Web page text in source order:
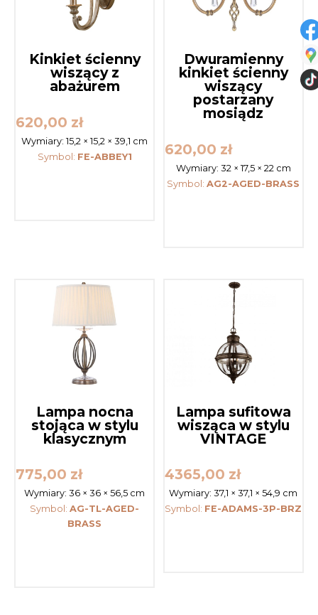
Kinkiet ścienny
wiszący z
abażurem
620,00 zł
Wymiary:15,2 × 15,2 × 39,1 cm
Symbol: FE-ABBEY1
Dwuramienny
kinkiet ścienny
wiszący
postarzany
mosiądz
620,00 zł
Wymiary: 32 × 17,5 × 22 cm
Symbol:AG2-AGED-BRASS
Lampa nocna
stojąca w stylu
klasycznym
775,00 zł
Wymiary:36 × 36 × 56,5 cm
Symbol:AG-TL-AGED-
BRASS
Lampa sufitowa
wisząca w stylu
VINTAGE
4365,00 zł
Wymiary:37,1 × 37,1 × 54,9 cm
Symbol: FE-ADAMS-3P-BRZ